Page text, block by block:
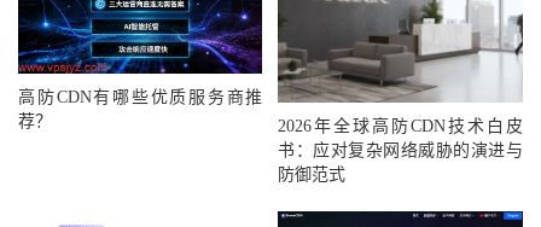
高防CDN有哪些优质服务商推
荐？
2026年全球高防CDN技术白皮
书：应对复杂网络威胁的演进与
防御范式